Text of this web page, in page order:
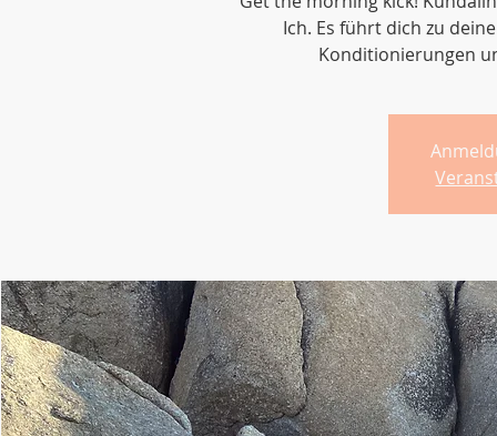
Ich. Es führt dich zu
Konditionierungen